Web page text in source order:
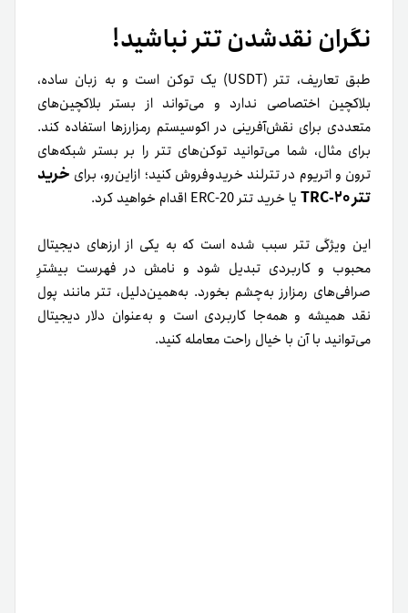
نگران نقدشدن تتر نباشید!
طبق تعاریف، تتر (USDT) یک توکن است و به زبان ساده،
بلاکچین اختصاصی ندارد و می‌تواند از بستر بلاکچین‌های
متعددی برای نقش‌آفرینی در اکوسیستم رمزارزها استفاده کند.
برای مثال، شما می‌توانید توکن‌های تتر را بر بستر شبکه‌های
ترون و اتریوم در تترلند خرید‌و‌فروش کنید؛ از‌این‌رو، برای خرید
تتر TRC-20
یا خرید تتر ERC-20 اقدام خواهید کرد.
این ویژگی تتر سبب شده است که به یکی از ارزهای دیجیتال
محبوب و کاربردی تبدیل شود و نامش در فهرست بیشترِ
صرافی‌های رمزارز به‌چشم بخورد. به‌همین‌دلیل، تتر مانند پول
نقد همیشه و همه‌جا کاربردی است و به‌‌عنوان دلار دیجیتال
می‌توانید با آن با خیال راحت معامله کنید.